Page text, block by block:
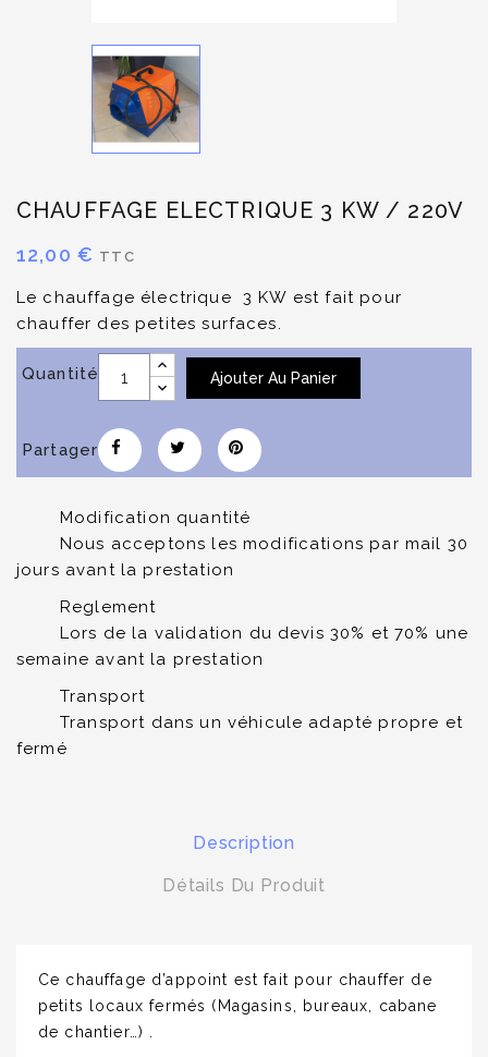
CHAUFFAGE ELECTRIQUE 3 KW / 220V
12,00 € TTC
Le chauffage électrique 3 KW est fait pour
chauffer des petites surfaces.
Quantité Ajouter Au Panier
Partager
Modification quantité
Nous acceptons les modifications par mail 30
jours avant la prestation
Reglement
Lors de la validation du devis 30% et 70% une
semaine avant la prestation
Transport
Transport dans un véhicule adapté propre et
fermé
Description
Détails Du Produit
Ce chauffage d’appoint est fait pour chauffer de
petits locaux fermés (Magasins, bureaux, cabane
de chantier…) .